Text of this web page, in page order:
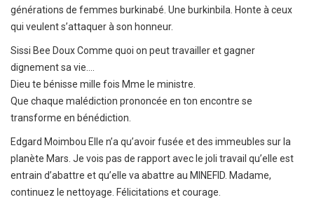
générations de femmes burkinabé. Une burkinbila. Honte à ceux
qui veulent s’attaquer à son honneur.
Sissi Bee DouxComme quoi on peut travailler et gagner
dignement sa vie….
Dieu te bénisse mille fois Mme le ministre.
Que chaque malédiction prononcée en ton encontre se
transforme en bénédiction.
Edgard Moimbou Elle n’a qu’avoir fusée et des immeubles sur la
planète Mars. Je vois pas de rapport avec le joli travail qu’elle est
entrain d’abattre et qu’elle va abattre au MINEFID. Madame,
continuez le nettoyage. Félicitations et courage.